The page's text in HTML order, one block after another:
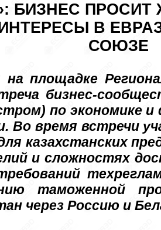
БИЗНЕС
В
СОЮЗЕ
площадке
бизнес-
по экономике
Во время встречи
казахстанских
и сложностях
таможенной
через Россию и